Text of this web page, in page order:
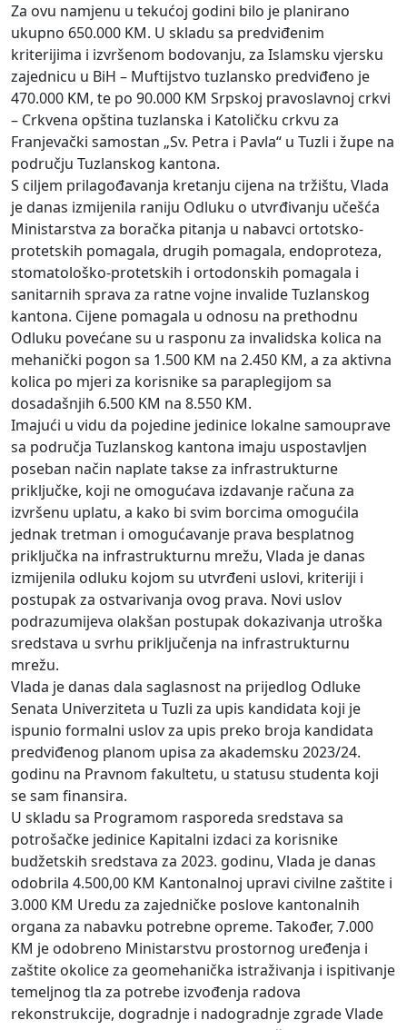
Za ovu namjenu u tekućoj godini bilo je planirano
ukupno 650.000 KM. U skladu sa predviđenim
kriterijima i izvršenom bodovanju, za Islamsku vjersku
zajednicu u BiH – Muftijstvo tuzlansko predviđeno je
470.000 KM, te po 90.000 KM Srpskoj pravoslavnoj crkvi
– Crkvena opština tuzlanska i Katoličku crkvu za
Franjevački samostan „Sv. Petra i Pavla“ u Tuzli i župe na
području Tuzlanskog kantona.
S ciljem prilagođavanja kretanju cijena na tržištu, Vlada
je danas izmijenila raniju Odluku o utvrđivanju učešća
Ministarstva za boračka pitanja u nabavci ortotsko-
protetskih pomagala, drugih pomagala, endoproteza,
stomatološko-protetskih i ortodonskih pomagala i
sanitarnih sprava za ratne vojne invalide Tuzlanskog
kantona. Cijene pomagala u odnosu na prethodnu
Odluku povećane su u rasponu za invalidska kolica na
mehanički pogon sa 1.500 KM na 2.450 KM, a za aktivna
kolica po mjeri za korisnike sa paraplegijom sa
dosadašnjih 6.500 KM na 8.550 KM.
Imajući u vidu da pojedine jedinice lokalne samouprave
sa područja Tuzlanskog kantona imaju uspostavljen
poseban način naplate takse za infrastrukturne
priključke, koji ne omogućava izdavanje računa za
izvršenu uplatu, a kako bi svim borcima omogućila
jednak tretman i omogućavanje prava besplatnog
priključka na infrastrukturnu mrežu, Vlada je danas
izmijenila odluku kojom su utvrđeni uslovi, kriteriji i
postupak za ostvarivanja ovog prava. Novi uslov
podrazumijeva olakšan postupak dokazivanja utroška
sredstava u svrhu priključenja na infrastrukturnu
mrežu.
Vlada je danas dala saglasnost na prijedlog Odluke
Senata Univerziteta u Tuzli za upis kandidata koji je
ispunio formalni uslov za upis preko broja kandidata
predviđenog planom upisa za akademsku 2023/24.
godinu na Pravnom fakultetu, u statusu studenta koji
se sam finansira.
U skladu sa Programom rasporeda sredstava sa
potrošačke jedinice Kapitalni izdaci za korisnike
budžetskih sredstava za 2023. godinu, Vlada je danas
odobrila 4.500,00 KM Kantonalnoj upravi civilne zaštite i
3.000 KM Uredu za zajedničke poslove kantonalnih
organa za nabavku potrebne opreme. Također, 7.000
KM je odobreno Ministarstvu prostornog uređenja i
zaštite okolice za geomehanička istraživanja i ispitivanje
temeljnog tla za potrebe izvođenja radova
rekonstrukcije, dogradnje i nadogradnje zgrade Vlade